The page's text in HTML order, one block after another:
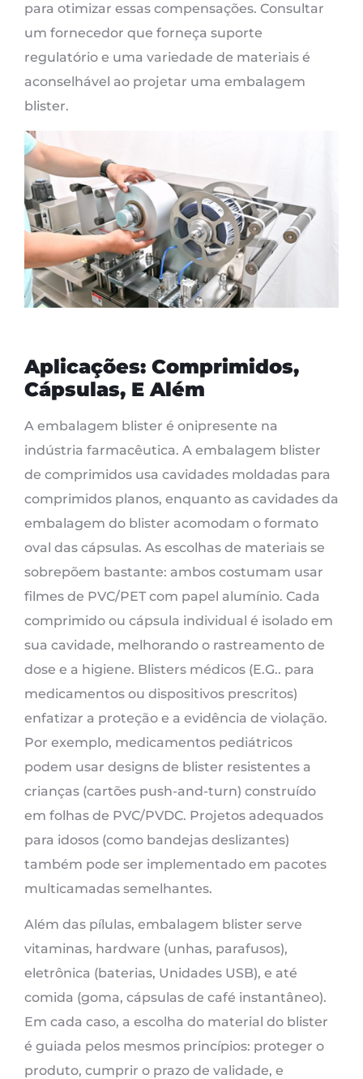
para otimizar essas compensações. Consultar
um fornecedor que forneça suporte
regulatório e uma variedade de materiais é
aconselhável ao projetar uma embalagem
blister.
Aplicações: Comprimidos,
Cápsulas, E Além
A embalagem blister é onipresente na
indústria farmacêutica. A embalagem blister
de comprimidos usa cavidades moldadas para
comprimidos planos, enquanto as cavidades da
embalagem do blister acomodam o formato
oval das cápsulas. As escolhas de materiais se
sobrepõem bastante: ambos costumam usar
filmes de PVC/PET com papel alumínio. Cada
comprimido ou cápsula individual é isolado em
sua cavidade, melhorando o rastreamento de
dose e a higiene. Blisters médicos (E.G.. para
medicamentos ou dispositivos prescritos)
enfatizar a proteção e a evidência de violação.
Por exemplo, medicamentos pediátricos
podem usar designs de blister resistentes a
crianças (cartões push-and-turn) construído
em folhas de PVC/PVDC. Projetos adequados
para idosos (como bandejas deslizantes)
também pode ser implementado em pacotes
multicamadas semelhantes.
Além das pílulas, embalagem blister serve
vitaminas, hardware (unhas, parafusos),
eletrônica (baterias, Unidades USB), e até
comida (goma, cápsulas de café instantâneo).
Em cada caso, a escolha do material do blister
é guiada pelos mesmos princípios: proteger o
produto, cumprir o prazo de validade, e